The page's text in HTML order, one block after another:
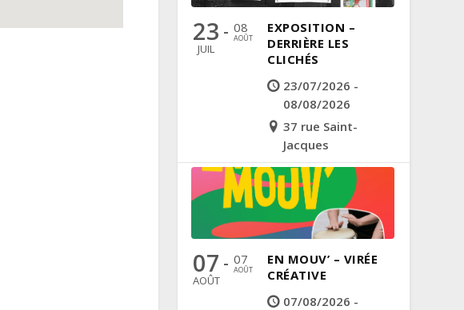
23
JUIL
- 08
AOÛT
EXPOSITION –
DERRIÈRE LES
CLICHÉS
23/07/2026 -
08/08/2026
37 rue Saint-
Jacques
07
AOÛT
- 07
AOÛT
EN MOUV’ – VIRÉE
CRÉATIVE
07/08/2026 -